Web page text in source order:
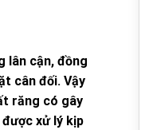
lân cận, đồng
cân đối. Vậy
răng có gây
xử lý kịp